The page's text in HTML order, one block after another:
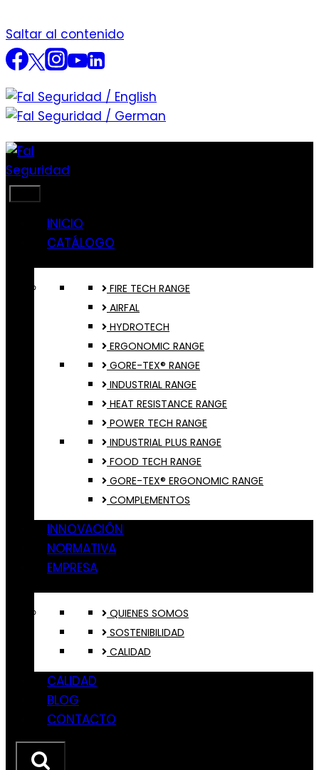
Saltar al contenido
INICIO
CATÁLOGO
FIRE TECH RANGE
AIRFAL
HYDROTECH
ERGONOMIC RANGE
GORE-TEX® RANGE
INDUSTRIAL RANGE
HEAT RESISTANCE RANGE
POWER TECH RANGE
INDUSTRIAL PLUS RANGE
FOOD TECH RANGE
GORE-TEX® ERGONOMIC RANGE
COMPLEMENTOS
INNOVACIÓN
NORMATIVA
EMPRESA
QUIENES SOMOS
SOSTENIBILIDAD
CALIDAD
CALIDAD
BLOG
CONTACTO